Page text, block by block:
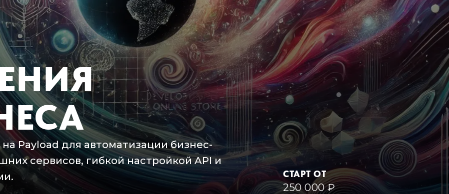
Payload для автоматизации бизнес-
сервисов, гибкой настройкой API и
СТАРТ ОТ
250 000₽